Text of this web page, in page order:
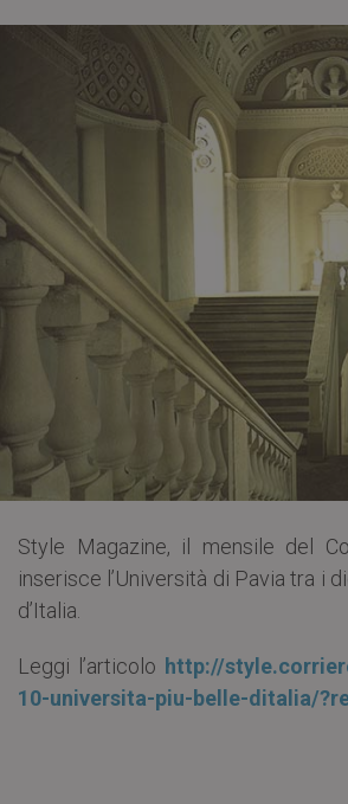
Style Magazine, il mensile del
inserisce l’Università di Pavia tra i
d’Italia.
Leggi l’articolo http://
10-universita-piu-belle-ditalia/